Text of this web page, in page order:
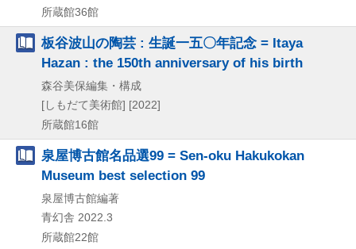
所蔵館36館
板谷波山の陶芸 : 生誕一五〇年記念 = Itaya
Hazan : the 150th anniversary of his birth
森谷美保編集・構成
[しもだて美術館] [2022]
所蔵館16館
泉屋博古館名品選99 = Sen-oku Hakukokan
Museum best selection 99
泉屋博古館編著
青幻舎 2022.3
所蔵館22館